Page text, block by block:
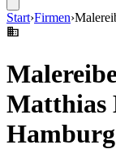
Start›Firmen›
Matthias
Hamburg